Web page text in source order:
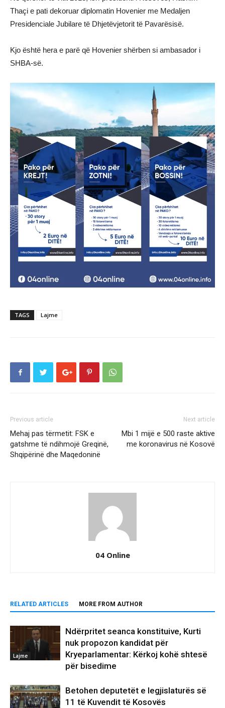
Thaçi e pati dekoruar diplomatin Hovenier me Medaljen
Presidenciale Jubilare të Dhjetëvjetorit të Pavarësisë.
Kjo është hera e parë që Hovenier shërben si ambasador i
SHBA-së.
TAGS Lajme
Previous article
Mehaj pas tërmetit: FSK e
gatshme të ndihmojë Greqinë,
Shqipërinë dhe Maqedoninë
Next article
Mbi 1 mijë e 500 raste aktive
me koronavirus në Kosovë
04 Online
RELATED ARTICLES MORE FROM AUTHOR
Lajme
Ndërpritet seanca konstituive, Kurti
nuk propozon kandidat për
Kryeparlamentar: Kërkoj kohë shtesë
për bisedime
Betohen deputetët e legjislaturës së
11 të Kuvendit të Kosovës